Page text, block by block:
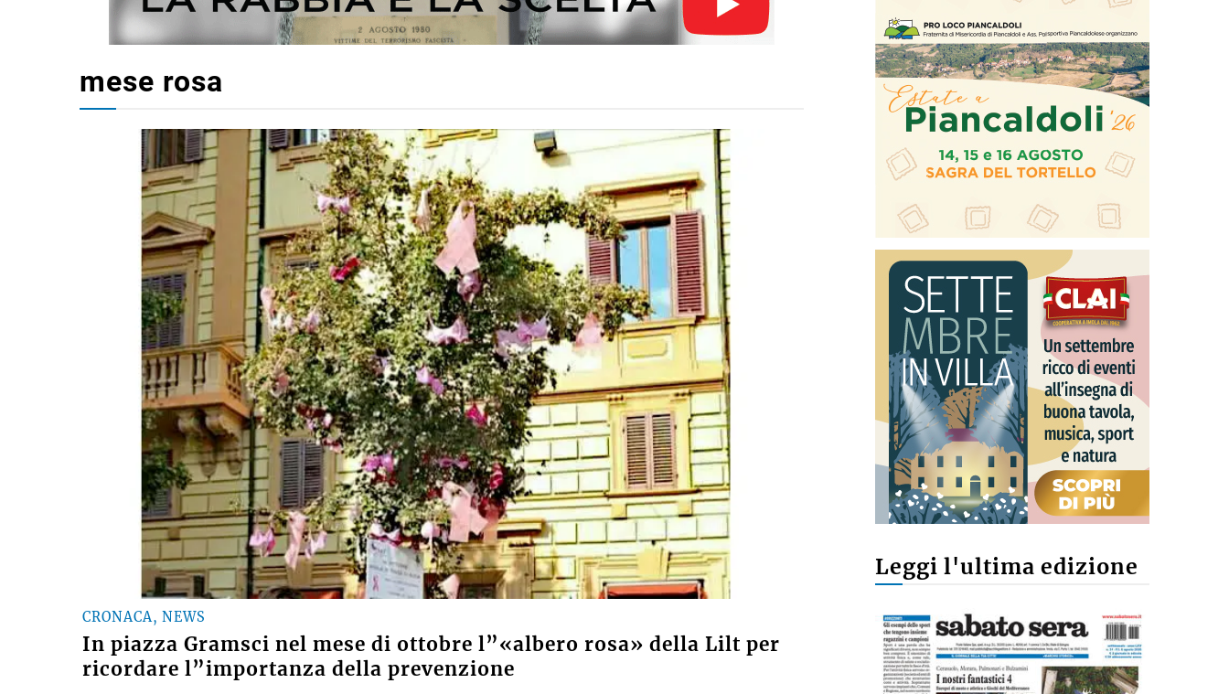
mese rosa
CRONACA, NEWS
In piazza Gramsci nel mese di ottobre l”«albero rosa» della Lilt per
ricordare l”importanza della prevenzione
Leggi l'ultima edizione